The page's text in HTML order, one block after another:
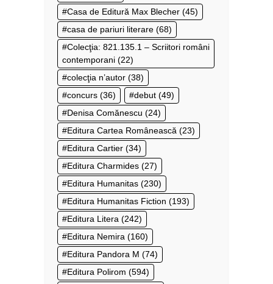
Casa de Editură Max Blecher (45)
casa de pariuri literare (68)
Colecţia: 821.135.1 – Scriitori români
contemporani (22)
colecţia n’autor (38)
concurs (36) debut (49)
Denisa Comănescu (24)
Editura Cartea Românească (23)
Editura Cartier (34)
Editura Charmides (27)
Editura Humanitas (230)
Editura Humanitas Fiction (193)
Editura Litera (242)
Editura Nemira (160)
Editura Pandora M (74)
Editura Polirom (594)